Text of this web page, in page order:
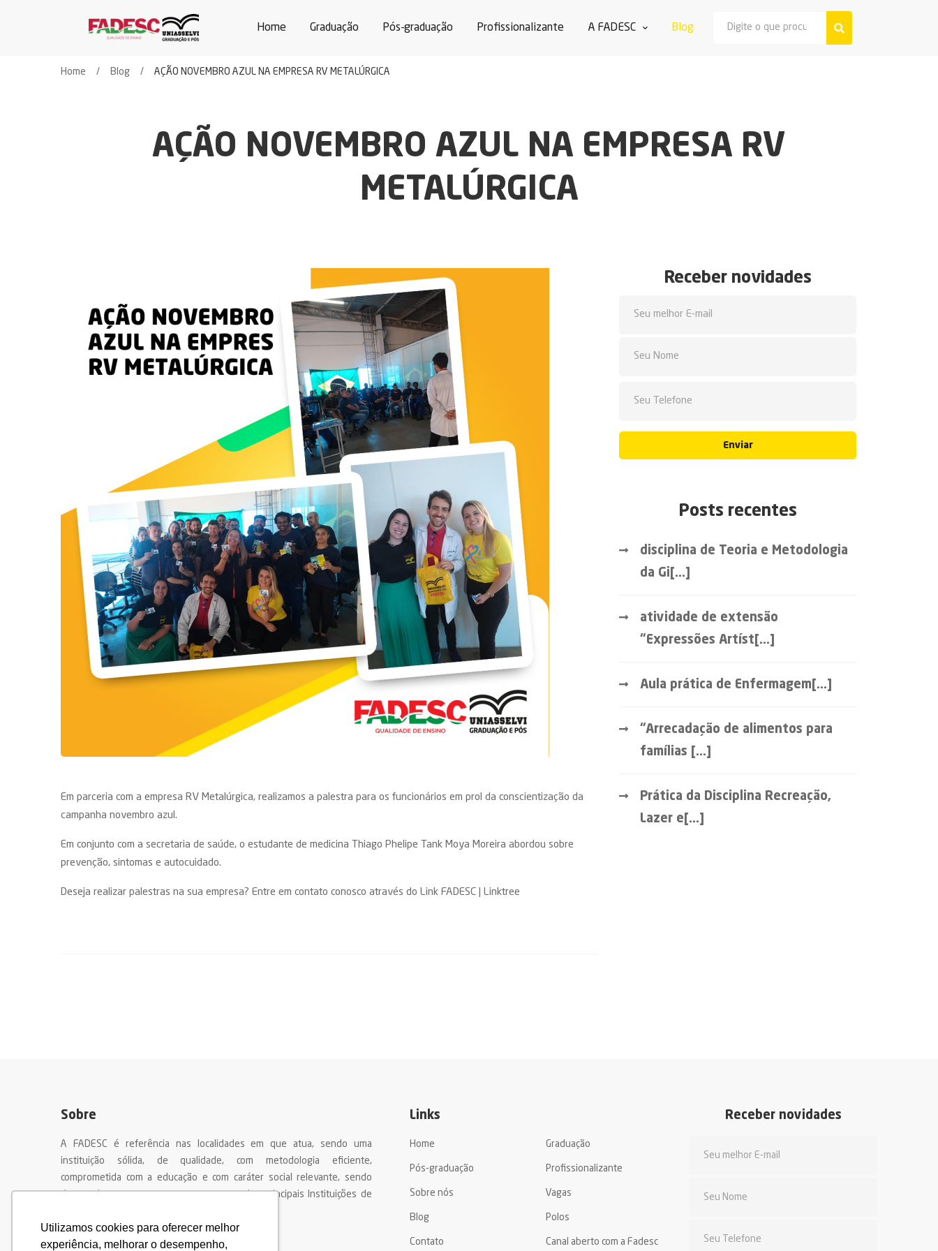
Utilizamos cookies para oferecer melhor
experiência, melhorar o desempenho,
Home Graduação Pós-graduação Profissionalizante A FADESC Blog
AÇÃO NOVEMBRO AZUL NA EMPRESA RV
METALÚRGICA
Home Blog AÇÃO NOVEMBRO AZUL NA EMPRESA RV METALÚRGICA
Em parceria com a empresa RV Metalúrgica, realizamos a palestra para os funcionários em prol da conscientização da
campanha novembro azul.
Em conjunto com a secretaria de saúde, o estudante de medicina Thiago Phelipe Tank Moya Moreira abordou sobre
prevenção, sintomas e autocuidado.
Deseja realizar palestras na sua empresa? Entre em contato conosco através do Link FADESC | Linktree
Receber novidades
Enviar
Posts recentes
disciplina de Teoria e Metodologia
da Gi[...]
atividade de extensão
“Expressões Artíst[...]
Aula prática de Enfermagem[...]
“Arrecadação de alimentos para
famílias [...]
Prática da Disciplina Recreação,
Lazer e[...]
Sobre
A FADESC é referência nas localidades em que atua, sendo uma
instituição sólida, de qualidade, com metodologia eficiente,
comprometida com a educação e com caráter social relevante, sendo
destacada por seus egressos como uma das principais Instituições de
Links
Home Graduação
Pós-graduação Profissionalizante
Sobre nós Vagas
Blog Polos
Contato Canal aberto com a Fadesc
Receber novidades